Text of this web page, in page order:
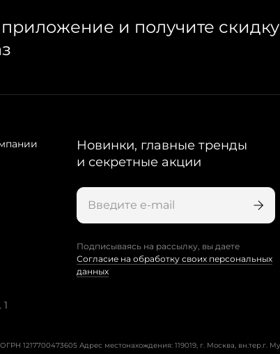
и получите скидку
Новинки, главные тренды
и секретные акции
Подписываясь на рассылку, вы даете
Согласие на обработку своих персональных
данных
1217700473605 Адрес местонахождения: 119019, г. Москва, вн.тер.г.